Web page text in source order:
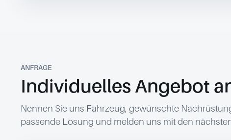
ANFRAGE
Individuelles Angebot
Nennen Sie uns Fahrzeug, gewünschte
passende Lösung und melden uns mit den